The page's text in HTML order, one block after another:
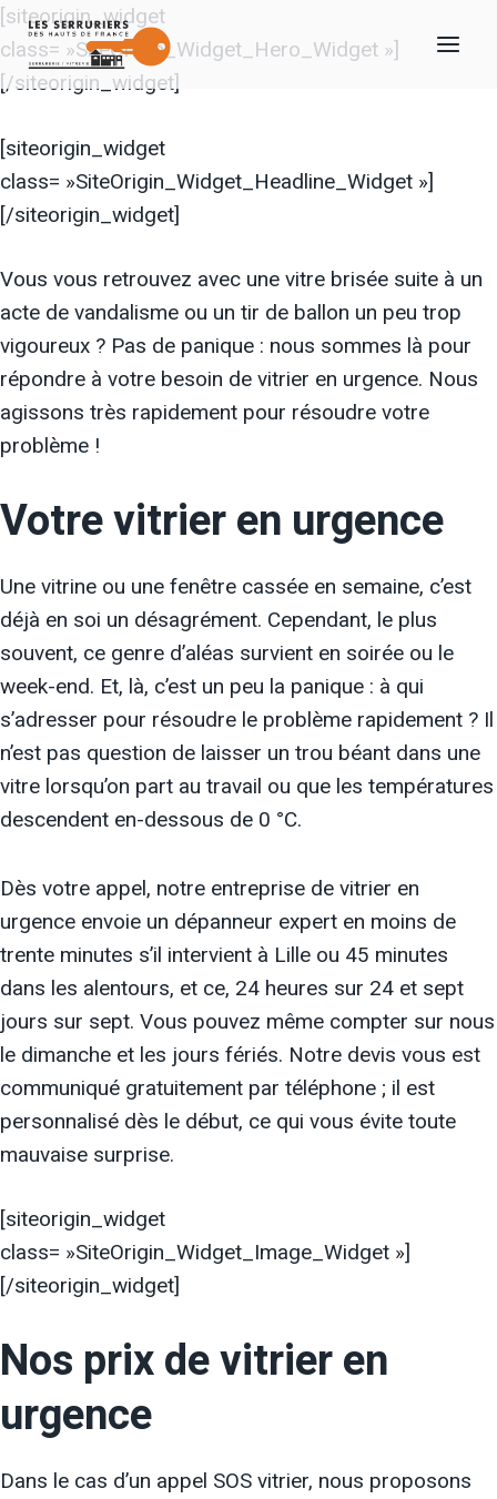
Aller
au
contenu
[siteorigin_widget
class= »SiteOrigin_Widget_Hero_Widget »]
[/siteorigin_widget]
[siteorigin_widget
class= »SiteOrigin_Widget_Headline_Widget »]
[/siteorigin_widget]
Vous vous retrouvez avec une vitre brisée suite à un
acte de vandalisme ou un tir de ballon un peu trop
vigoureux ? Pas de panique : nous sommes là pour
répondre à votre besoin de vitrier en urgence. Nous
agissons très rapidement pour résoudre votre
problème !
Votre vitrier en urgence
Une vitrine ou une fenêtre cassée en semaine, c’est
déjà en soi un désagrément. Cependant, le plus
souvent, ce genre d’aléas survient en soirée ou le
week-end. Et, là, c’est un peu la panique : à qui
s’adresser pour résoudre le problème rapidement ? Il
n’est pas question de laisser un trou béant dans une
vitre lorsqu’on part au travail ou que les températures
descendent en-dessous de 0 °C.
Dès votre appel, notre entreprise de vitrier en
urgence envoie un dépanneur expert en moins de
trente minutes s’il intervient à Lille ou 45 minutes
dans les alentours, et ce, 24 heures sur 24 et sept
jours sur sept. Vous pouvez même compter sur nous
le dimanche et les jours fériés. Notre devis vous est
communiqué gratuitement par téléphone ; il est
personnalisé dès le début, ce qui vous évite toute
mauvaise surprise.
[siteorigin_widget
class= »SiteOrigin_Widget_Image_Widget »]
[/siteorigin_widget]
Nos prix de vitrier en
urgence
Dans le cas d’un appel SOS vitrier, nous proposons